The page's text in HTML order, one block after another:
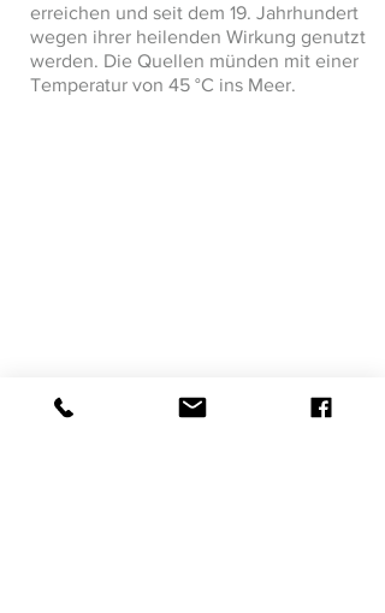
erreichen und seit dem 19. Jahrhundert
wegen ihrer heilenden Wirkung genutzt
werden. Die Quellen münden mit einer
Temperatur von 45 °C ins Meer.
Visite suivante >